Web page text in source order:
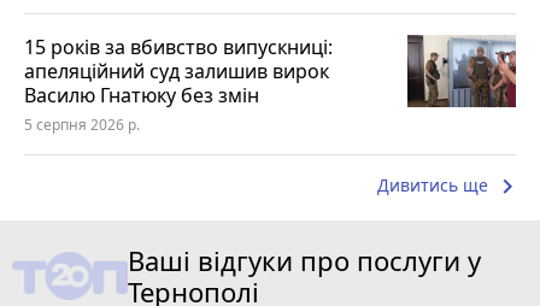
15 років за вбивство випускниці:
апеляційний суд залишив вирок
Василю Гнатюку без змін
5 серпня 2026 р.
Дивитись ще keyboard_arrow_right
Ваші відгуки про послуги у
Тернополі